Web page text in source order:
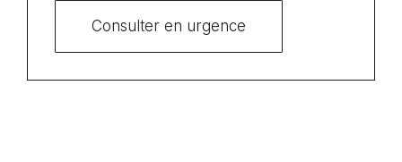
Consulter en urgence